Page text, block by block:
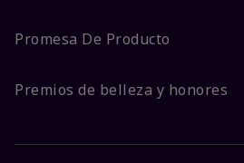
Promesa De Producto
Premios de belleza y honores